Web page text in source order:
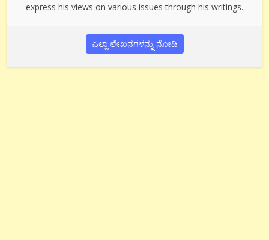
express his views on various issues through his writings.
ಎಲ್ಲಾ ಲೇಖನಗಳನ್ನು ನೋಡಿ